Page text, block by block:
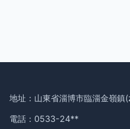
地址：山東省淄博市臨淄金嶺
電話：0533-24**